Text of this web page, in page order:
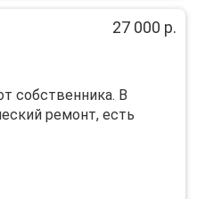
27 000 р.
собственника. В
ремонт, есть